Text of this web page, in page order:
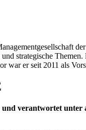
strategische
war er seit 2011 als
verantwortet